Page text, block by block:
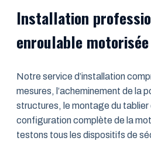
Installation
enroulable motorisée
Notre service d’installation
mesures, l’acheminement de la
structures, le montage du tablier
configuration complète de la
testons tous les dispositifs de